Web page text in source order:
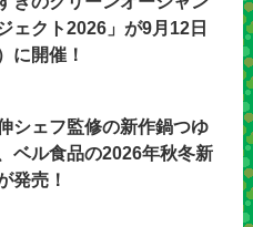
ェクト2026」が9月12日
に開催！
シェフ監修の新作鍋つゆ
ベル食品の2026年秋冬新
発売！